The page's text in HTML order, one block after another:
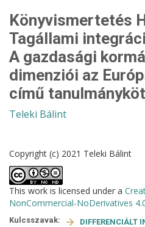
Könyvismertetés
Tagállami
A gazdasági
dimenziói az
című
Teleki Bálint
Copyright (c) 2021 Teleki Bálint
This work is licensed under a
NonCommercial-NoDerivatives
Kulcsszavak:
DIFFERENCIÁLT